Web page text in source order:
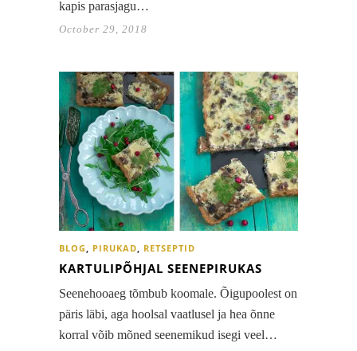
kapis parasjagu…
October 29, 2018
BLOG, PIRUKAD, RETSEPTID
KARTULIPÕHJAL SEENEPIRUKAS
Seenehooaeg tõmbub koomale. Õigupoolest on
päris läbi, aga hoolsal vaatlusel ja hea õnne
korral võib mõned seenemikud isegi veel…